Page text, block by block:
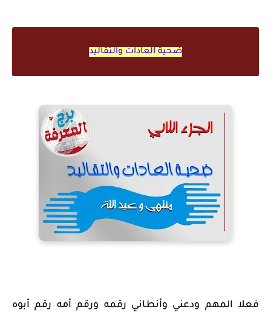
ضحية العادات والتقاليد
فعلا المهم ودعني وأنطاني رقمه ورقم أمه رقم أبوه